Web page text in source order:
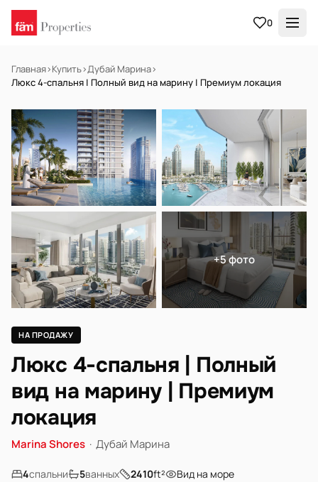
0
Главная›Купить›Дубай Марина›
Люкс 4-спальня | Полный вид на марину | Премиум локация
НА ПРОДАЖУ Off-plan
+5 фото
НА ПРОДАЖУ
Люкс 4-спальня | Полный
вид на марину | Премиум
локация
Marina Shores · Дубай Марина
4спальни 5ванных 2410ft² Вид на море